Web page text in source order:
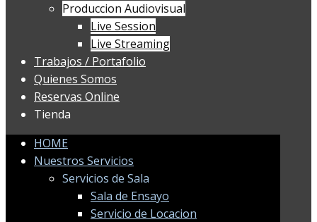
Produccion Audiovisual
Live Session
Live Streaming
Trabajos / Portafolio
Quienes Somos
Reservas Online
Tienda
HOME
Nuestros Servicios
Servicios de Sala
Sala de Ensayo
Servicio de Locacion